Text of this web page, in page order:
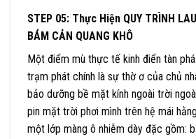
STEP 05: Thực Hiện QUY TRÌNH
BÁM CẢN QUANG KHÔ
Một điểm mù thực tế kinh điển tàn
trạm phát chính là sự thờ ơ của chủ
bảo dưỡng bề mặt kính ngoài trời
pin mặt trời phơi mình trên hệ mái
một lớp màng ô nhiễm dày đặc gồm: